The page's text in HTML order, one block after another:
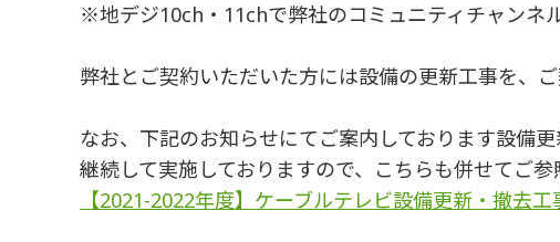
※地デジ10ch・11chで弊社のコミュニティチャンネ
弊社とご契約いただいた方には設備の更新工事を、
なお、下記のお知らせにてご案内しております設備更
継続して実施しておりますので、こちらも併せてご参
【2021-2022年度】ケーブルテレビ設備更新・撤去